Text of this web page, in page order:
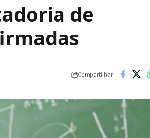
de
Compartilhar